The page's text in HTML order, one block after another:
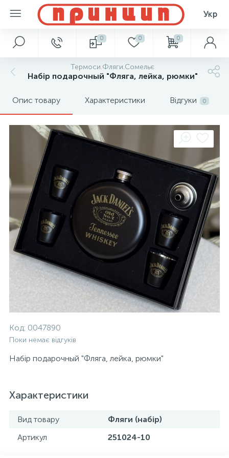
Укр
0 0 0
Термоси.Фляги.Сомельє
Набір подарочный "Фляга, лейка, рюмки"
Опис товару Характеристики Відгуки 0
Код: 0047890
Поки немає відгуків
Набір подарочный "Фляга, лейка, рюмки"
Характеристики
Вид товару
Фляги (набір)
Артикул
251024-10